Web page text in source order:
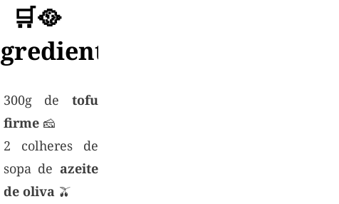
🛒🥘
300g detofu
firme🧀
2 colheres de
sopa deazeite
de oliva 🫒